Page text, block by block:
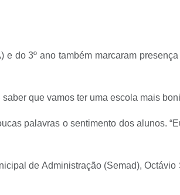
do 3º ano também marcaram
que vamos ter uma escola mais
palavras o sentimento dos alunos.
de Administração (Semad),